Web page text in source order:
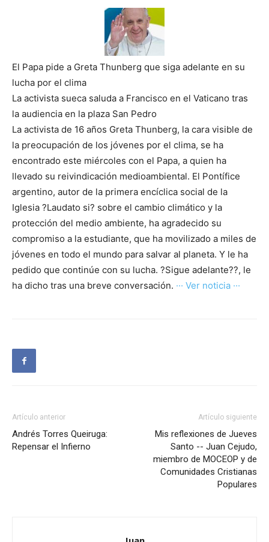
El Papa pide a Greta Thunberg que siga adelante en su
lucha por el clima
La activista sueca saluda a Francisco en el Vaticano tras
la audiencia en la plaza San Pedro
La activista de 16 años Greta Thunberg, la cara visible de
la preocupación de los jóvenes por el clima, se ha
encontrado este miércoles con el Papa, a quien ha
llevado su reivindicación medioambiental. El Pontífice
argentino, autor de la primera encíclica social de la
Iglesia ?Laudato si? sobre el cambio climático y la
protección del medio ambiente, ha agradecido su
compromiso a la estudiante, que ha movilizado a miles de
jóvenes en todo el mundo para salvar al planeta. Y le ha
pedido que continúe con su lucha. ?Sigue adelante??, le
ha dicho tras una breve conversación. ··· Ver noticia ···
Artículo anterior
Andrés Torres Queiruga:
Repensar el Infierno
Artículo siguiente
Mis reflexiones de Jueves
Santo -- Juan Cejudo,
miembro de MOCEOP y de
Comunidades Cristianas
Populares